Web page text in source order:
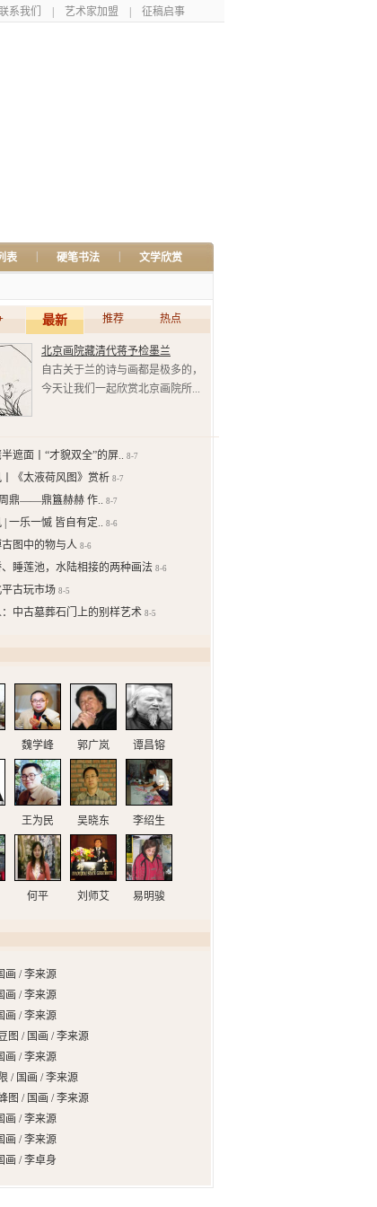
系我们 艺术家加盟 征稿启事
表 硬笔书法 文学欣赏
最新 推荐 热点
北京画院藏清代蒋予检墨兰
自古关于兰的诗与画都是极多的，
今天让我们一起欣赏北京画院所...
遮面丨“才貌双全”的屏.. 8-7
《太液荷风图》赏析 8-7
鼎——鼎簋赫赫 作.. 8-7
| 一乐一慽 皆自有定.. 8-6
图中的物与人 8-6
、睡莲池，水陆相接的两种画法 8-6
古玩市场 8-5
中古墓葬石门上的别样艺术 8-5
魏学峰 郭广岚 谭昌镕
王为民 吴晓东 李绍生
何平 刘师艾 易明骏
画 / 李来源
画 / 李来源
画 / 李来源
图 / 国画 / 李来源
画 / 李来源
/ 国画 / 李来源
图 / 国画 / 李来源
画 / 李来源
画 / 李来源
画 / 李卓身